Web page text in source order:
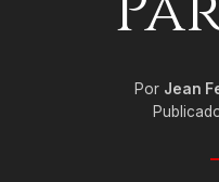
Por Jean